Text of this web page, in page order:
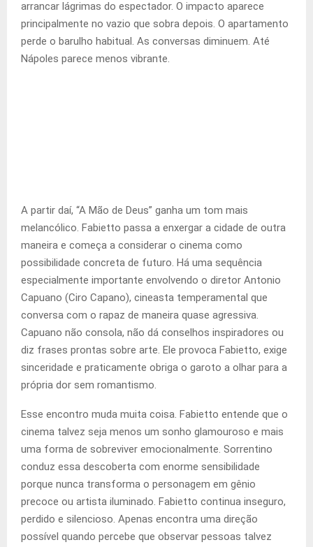
arrancar lágrimas do espectador. O impacto aparece
principalmente no vazio que sobra depois. O apartamento
perde o barulho habitual. As conversas diminuem. Até
Nápoles parece menos vibrante.
A partir daí, “A Mão de Deus” ganha um tom mais
melancólico. Fabietto passa a enxergar a cidade de outra
maneira e começa a considerar o cinema como
possibilidade concreta de futuro. Há uma sequência
especialmente importante envolvendo o diretor Antonio
Capuano (Ciro Capano), cineasta temperamental que
conversa com o rapaz de maneira quase agressiva.
Capuano não consola, não dá conselhos inspiradores ou
diz frases prontas sobre arte. Ele provoca Fabietto, exige
sinceridade e praticamente obriga o garoto a olhar para a
própria dor sem romantismo.
Esse encontro muda muita coisa. Fabietto entende que o
cinema talvez seja menos um sonho glamouroso e mais
uma forma de sobreviver emocionalmente. Sorrentino
conduz essa descoberta com enorme sensibilidade
porque nunca transforma o personagem em gênio
precoce ou artista iluminado. Fabietto continua inseguro,
perdido e silencioso. Apenas encontra uma direção
possível quando percebe que observar pessoas talvez